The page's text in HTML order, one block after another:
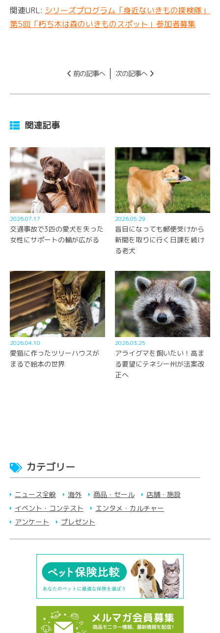
関連URL: シリーズプログラム「身近ないきもの探検隊」
第5回「朽ち木は森のいきものスポット」参加者募集
前の記事へ 次の記事へ
関連記事
2026.07.17
交通事故で3匹の愛犬を失った
女性にサポートの輪が広がる
2026.05.29
盲目になっても郵便受けから
新聞を取りに行く日課を続け
る老犬
2026.04.10
愛猫に作ったツリーハウスが
まるで絵本の世界
2026.03.25
アライグマを飼いたい！高ま
る要望にテネシー州が法案改
正へ
カテゴリー
ニュース全般 海外 商品・セール
店舗・施設
イベント・コンテスト
エンタメ・カルチャー
アンケート
プレゼント